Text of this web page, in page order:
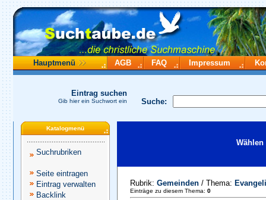
Hauptmenü AGB FAQ Impressum
Suche:
Eintrag suchen
Gib hier ein Suchwort ein
Katalogmenü
Suchrubriken
Seite eintragen
Eintrag verwalten
Backlink
Rubrik: Gemeinden / Thema:
Einträge zu diesem Thema: 0